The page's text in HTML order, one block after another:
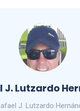
J. Lutzardo
J. Lutzardo